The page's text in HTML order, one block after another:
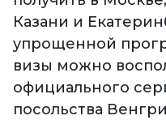
Казани и
упрощенной
визы можно
официального
посольства